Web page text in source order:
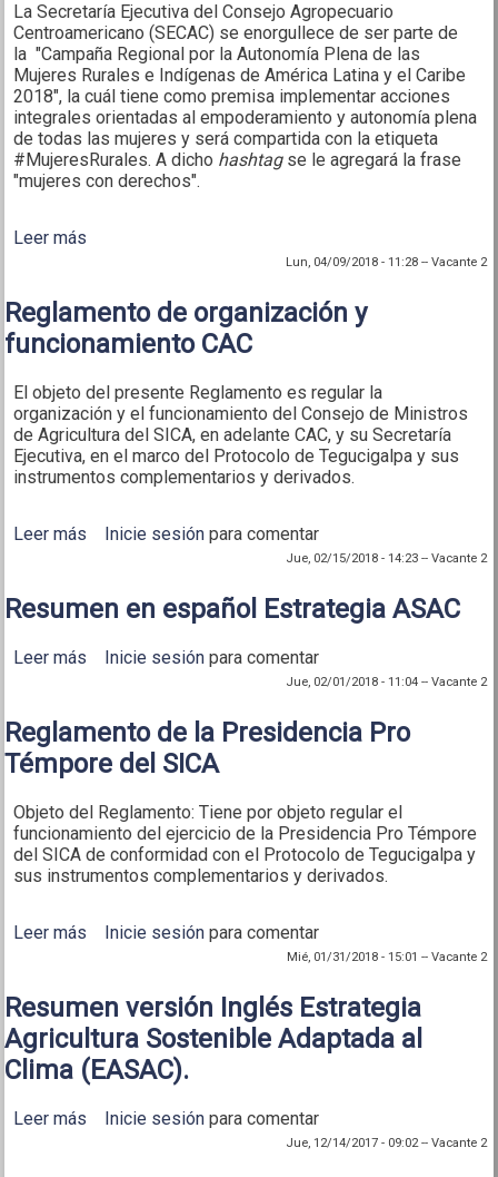
La Secretaría Ejecutiva del Consejo Agropecuario
Centroamericano (SECAC) se enorgullece de ser parte de
la "Campaña Regional por la Autonomía Plena de las
Mujeres Rurales e Indígenas de América Latina y el Caribe
2018", la cuál tiene como premisa implementar acciones
integrales orientadas al empoderamiento y autonomía plena
de todas las mujeres y será compartida con la etiqueta
#MujeresRurales. A dicho hashtag se le agregará la frase
"mujeres con derechos".
Leer más
"#MujeresRurales, mujeres con derechos"
Lun, 04/09/2018 - 11:28-- Vacante 2
Reglamento de organización y
funcionamiento CAC
El objeto del presente Reglamento es regular la
organización y el funcionamiento del Consejo de Ministros
de Agricultura del SICA, en adelante CAC, y su Secretaría
Ejecutiva, en el marco del Protocolo de Tegucigalpa y sus
instrumentos complementarios y derivados.
Leer más sobre Reglamento de organización y
Inicie sesión para comentar
Jue, 02/15/2018 - 14:23-- Vacante 2
Resumen en español Estrategia ASAC
Leer más sobre Resumen en español Estrategia ASAC
Inicie sesión para comentar
Jue, 02/01/2018 - 11:04-- Vacante 2
Reglamento de la Presidencia Pro
Témpore del SICA
Objeto del Reglamento: Tiene por objeto regular el
funcionamiento del ejercicio de la Presidencia Pro Témpore
del SICA de conformidad con el Protocolo de Tegucigalpa y
sus instrumentos complementarios y derivados.
Leer más sobre Reglamento de la Presidencia Pro Témpore
Inicie sesión para comentar
Mié, 01/31/2018 - 15:01 -- Vacante 2
Resumen versión Inglés Estrategia
Agricultura Sostenible Adaptada al
Clima (EASAC).
Leer más sobre Resumen versión Inglés Estrategia
Agricultura Sostenible Adaptada al Clima (EASAC).
Inicie sesión para comentar
Jue, 12/14/2017 - 09:02-- Vacante 2